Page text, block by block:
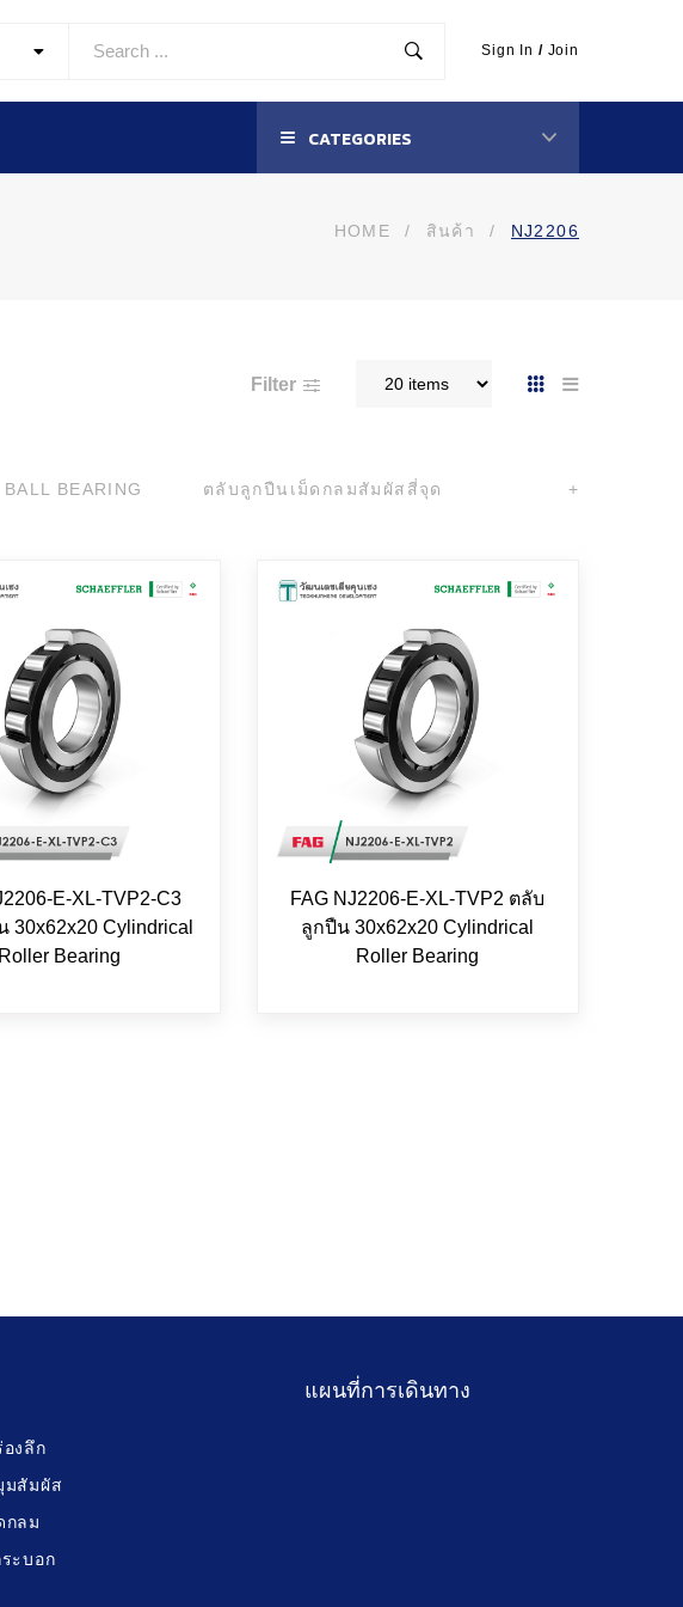
Sign In / Join
CATEGORIES
HOME / สินค้า / NJ2206
Filter
BEARING ตลับลูกปืนเม็ดกลมสัมผัสสี่จุด +
E-XL-TVP2-C3
30x62x20 Cylindrical
Roller Bearing
FAG NJ2206-E-XL-TVP2 ตลับ
ลูกปืน 30x62x20 Cylindrical
Roller Bearing
งลึก
มสัมผัส
กลม
ะบอก
แผนที่การเดินทาง